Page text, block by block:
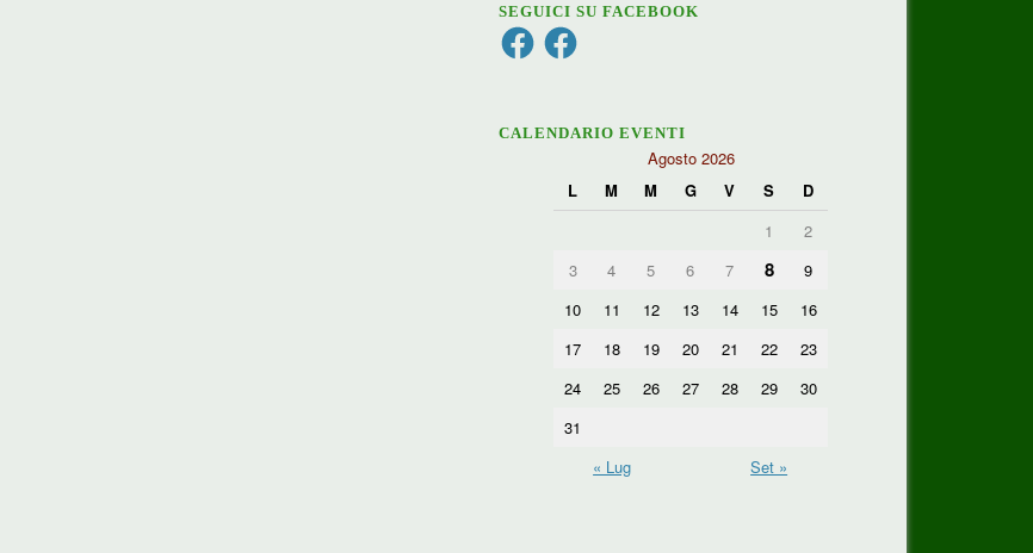
SEGUICI SU FACEBOOK
FacebookFacebook
CALENDARIO EVENTI
Agosto 2026
L
M M G V S
D
1
2
3
4 5 6 7 8
9
10
11 12 13 14 15
16
17
18 19 20 21 22
23
24
25 26 27 28 29
30
31
« Lug
Set »